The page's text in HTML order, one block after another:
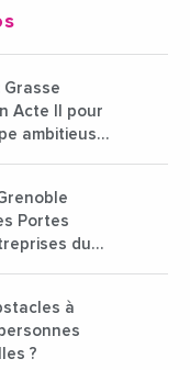
Grasse
Acte II pour
ambitieuse
Portes
du
à
?